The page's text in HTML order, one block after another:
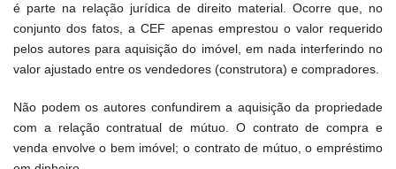
é parte na relação jurídica de direito material. Ocorre que, no
conjunto dos fatos, a CEF apenas emprestou o valor requerido
pelos autores para aquisição do imóvel, em nada interferindo no
valor ajustado entre os vendedores (construtora) e compradores.
Não podem os autores confundirem a aquisição da propriedade
com a relação contratual de mútuo. O contrato de compra e
venda envolve o bem imóvel; o contrato de mútuo, o empréstimo